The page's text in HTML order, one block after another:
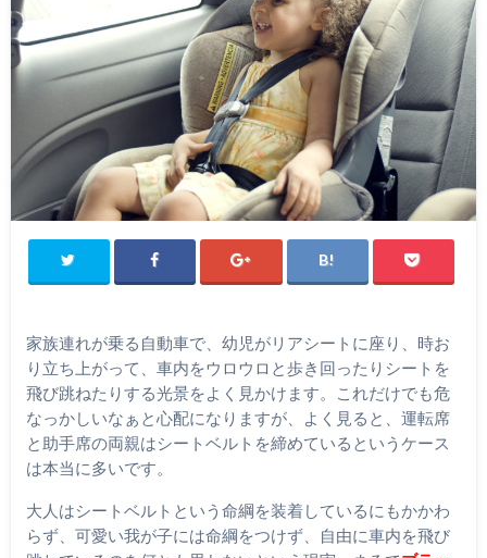
家族連れが乗る自動車で、幼児がリアシートに座り、時お
り立ち上がって、車内をウロウロと歩き回ったりシートを
飛び跳ねたりする光景をよく見かけます。これだけでも危
なっかしいなぁと心配になりますが、よく見ると、運転席
と助手席の両親はシートベルトを締めているというケース
は本当に多いです。
大人はシートベルトという命綱を装着しているにもかかわ
らず、可愛い我が子には命綱をつけず、自由に車内を飛び